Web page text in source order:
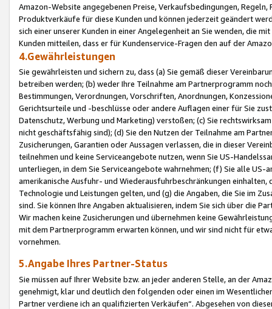
Amazon-Website angegebenen Preise, Verkaufsbedingungen,
Produktverkäufe für diese Kunden und können jederzeit geändert
sich einer unserer Kunden in einer Angelegenheit an Sie wenden, die
Kunden mitteilen, dass er für Kundenservice-Fragen den auf der
4.Gewährleistungen
Sie gewährleisten und sichern zu, dass (a) Sie gemäß dieser
betreiben werden; (b) weder Ihre Teilnahme am Partnerprogramm
Bestimmungen, Verordnungen, Vorschriften, Anordnungen,
Gerichtsurteile und -beschlüsse oder andere Auflagen einer für Sie
Datenschutz, Werbung und Marketing) verstoßen; (c) Sie
nicht geschäftsfähig sind); (d) Sie den Nutzen der Teilnahme am
Zusicherungen, Garantien oder Aussagen verlassen, die in dieser
teilnehmen und keine Serviceangebote nutzen, wenn Sie US-
unterliegen, in dem Sie Serviceangebote wahrnehmen; (f) Sie alle
amerikanische Ausfuhr- und Wiederausfuhrbeschränkungen
Technologie und Leistungen gelten, und (g) die Angaben, die Sie im
sind. Sie können Ihre Angaben aktualisieren, indem Sie sich über die
Wir machen keine Zusicherungen und übernehmen keine
mit dem Partnerprogramm erwarten können, und wir sind nicht für
vornehmen.
5.Angabe Ihres Partner-Status
Sie müssen auf Ihrer Website bzw. an jeder anderen Stelle, an der
genehmigt, klar und deutlich den folgenden oder einen im
Partner verdiene ich an qualifizierten Verkäufen“. Abgesehen von